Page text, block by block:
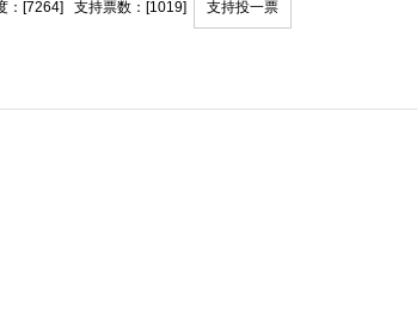
：[7264] 支持票数：[1019] 支持投一票